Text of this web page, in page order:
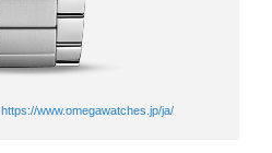
https://www.omegawatches.jp/ja/